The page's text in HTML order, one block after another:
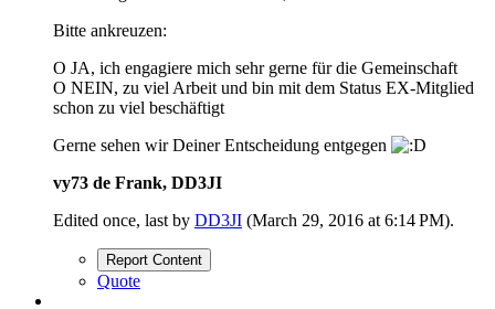
Bitte ankreuzen:
O JA, ich engagiere mich sehr gerne für die Gemeinschaft
O NEIN, zu viel Arbeit und bin mit dem Status EX-Mitglied
schon zu viel beschäftigt
Gerne sehen wir Deiner Entscheidung entgegen
vy73 de Frank, DD3JI
Edited once, last by DD3JI (March 29, 2016 at 6:14 PM).
Report Content
Quote